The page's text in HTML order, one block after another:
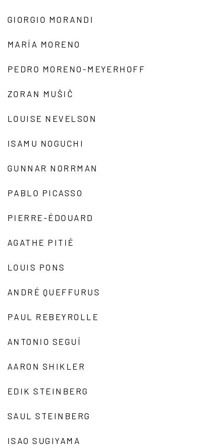
GIORGIO MORANDI
MARÍA MORENO
PEDRO MORENO-MEYERHOFF
ZORAN MUŠIČ
LOUISE NEVELSON
ISAMU NOGUCHI
GUNNAR NORRMAN
PABLO PICASSO
PIERRE-ÉDOUARD
AGATHE PITIÉ
LOUIS PONS
ANDRÉ QUEFFURUS
PAUL REBEYROLLE
ANTONIO SEGUÍ
AARON SHIKLER
EDIK STEINBERG
SAUL STEINBERG
ISAO SUGIYAMA